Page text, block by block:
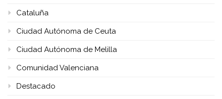
Cataluña
Ciudad Autónoma de Ceuta
Ciudad Autónoma de Melilla
Comunidad Valenciana
Destacado